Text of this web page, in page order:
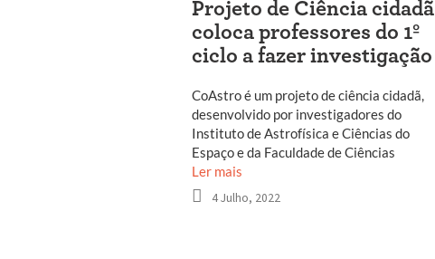
Projeto de Ciência cidadã
coloca professores do 1º
ciclo a fazer investigação
CoAstro é um projeto de ciência cidadã,
desenvolvido por investigadores do
Instituto de Astrofísica e Ciências do
Espaço e da Faculdade de Ciências
Ler mais
4 Julho, 2022